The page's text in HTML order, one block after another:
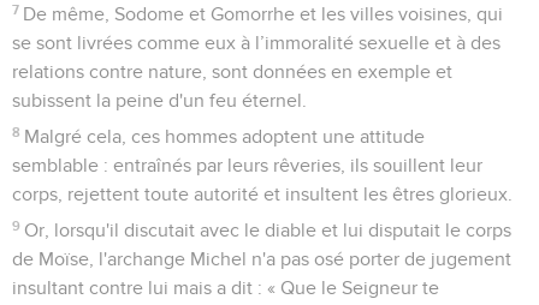
7 De même, Sodome et Gomorrhe et les villes voisines, qui
se sont livrées comme eux à l’immoralité sexuelle et à des
relations contre nature, sont données en exemple et
subissent la peine d'un feu éternel.
8 Malgré cela, ces hommes adoptent une attitude
semblable : entraînés par leurs rêveries, ils souillent leur
corps, rejettent toute autorité et insultent les êtres glorieux.
9 Or, lorsqu'il discutait avec le diable et lui disputait le corps
de Moïse, l'archange Michel n'a pas osé porter de jugement
insultant contre lui mais a dit : « Que le Seigneur te